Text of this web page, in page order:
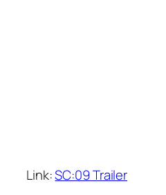
Link:SC:09 Trailer